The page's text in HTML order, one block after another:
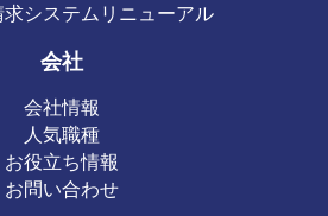
システムリニューアル
会社
会社情報
人気職種
お役立ち情報
お問い合わせ